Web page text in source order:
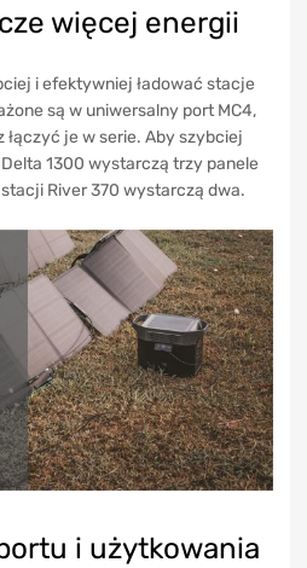
więcej energii
i efektywniej ładować stacje
są w uniwersalny port MC4,
łączyć je w serie. Aby szybciej
1300 wystarczą trzy panele
stacji River 370 wystarczą dwa.
i użytkowania